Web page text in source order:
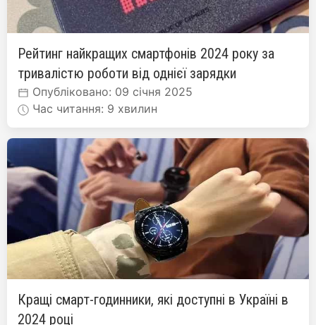
Рейтинг найкращих смартфонів 2024 року за
тривалістю роботи від однієї зарядки
Опубліковано: 09 січня 2025
Час читання: 9 хвилин
Кращі смарт-годинники, які доступні в Україні в
2024 році